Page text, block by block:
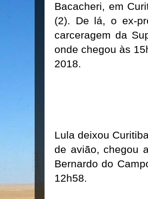
Bacacheri, em
(2). De lá, o ex-
carceragem da
onde chegou às
2018.
Lula deixou
de avião, chegou
Bernardo do
12h58.